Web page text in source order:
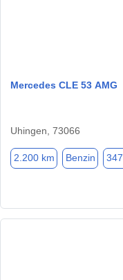
Mercedes CLE 53 AMG
Uhingen, 73066
2.200 km Benzin